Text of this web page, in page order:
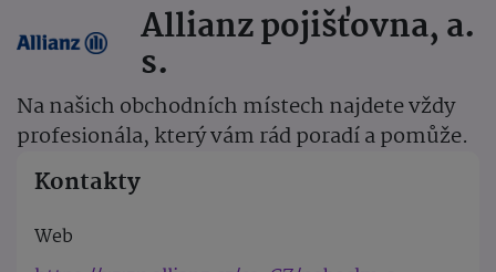
Allianz pojišťovna, a.
s.
Na našich obchodních místech najdete vždy
profesionála, který vám rád poradí a pomůže.
Kontakty
Web